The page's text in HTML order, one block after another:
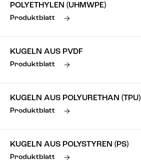
POLYETHYLEN (UHMWPE)
Produktblatt
KUGELN AUS PVDF
Produktblatt
KUGELN AUS POLYURETHAN (TPU)
Produktblatt
KUGELN AUS POLYSTYREN (PS)
Produktblatt